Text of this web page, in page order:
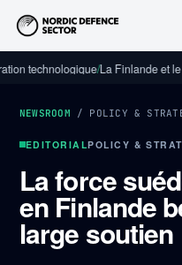
/La Finlande et le
NEWSROOM / POLICY &
EDITORIALPOLICY &
La force
en Finlande
large soutien